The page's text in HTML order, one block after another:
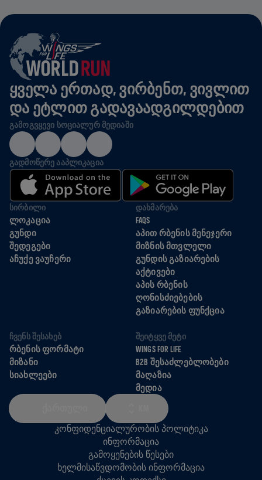
ᲧᲕᲔᲚᲐ ᲔᲠᲗᲐᲓ, ᲕᲘᲠᲑᲔᲜᲗ, ᲕᲘᲕᲚᲘᲗ
ᲓᲐ ᲔᲢᲚᲘᲗ ᲒᲐᲓᲐᲕᲐᲐᲓᲒᲘᲚᲓᲔᲑᲘᲗ
ᲒᲐᲛᲝᲒᲕᲧᲔᲕᲘ ᲡᲝᲪᲘᲐᲚᲣᲠ ᲛᲔᲓᲘᲐᲨᲘ
ᲒᲐᲓᲛᲝᲬᲔᲠᲔ ᲐᲐᲞᲚᲘᲙᲐᲪᲘᲐ
ᲡᲘᲠᲑᲘᲚᲘ
ᲚᲝᲙᲐᲪᲘᲐ
ᲒᲣᲜᲓᲘ
ᲨᲔᲓᲔᲒᲔᲑᲘ
ᲐᲩᲣᲥᲔ ᲕᲐᲣᲩᲔᲠᲘ
ᲓᲐᲮᲛᲐᲠᲔᲑᲐ
FAQS
ᲐᲞᲘᲗ ᲠᲑᲔᲜᲘᲡ ᲛᲔᲜᲔᲯᲔᲠᲘ
ᲛᲘᲖᲜᲘᲡ ᲛᲗᲕᲚᲔᲚᲘ
ᲒᲣᲜᲓᲘᲡ ᲒᲐᲖᲘᲐᲠᲔᲑᲘᲡ
ᲐᲥᲢᲘᲕᲔᲑᲘ
ᲐᲞᲘᲡ ᲠᲑᲔᲜᲘᲡ
ᲦᲝᲜᲘᲡᲫᲘᲔᲑᲔᲑᲘᲡ
ᲒᲐᲖᲘᲐᲠᲔᲑᲘᲡ ᲤᲣᲜᲥᲪᲘᲐ
ᲩᲕᲔᲜᲡ ᲨᲔᲡᲐᲮᲔᲑ
ᲠᲑᲔᲜᲘᲡ ᲤᲝᲠᲛᲐᲢᲘ
ᲛᲘᲖᲐᲜᲘ
ᲡᲘᲐᲮᲚᲔᲔᲑᲘ
ᲨᲔᲘᲢᲧᲕᲔ ᲛᲔᲢᲘ
WINGS FOR LIFE
B2B ᲨᲔᲡᲐᲫᲚᲔᲑᲚᲝᲑᲔᲑᲘ
ᲛᲐᲦᲐᲖᲘᲐ
ᲛᲔᲓᲘᲐ
კონფიდენციალურობის პოლიტიკა
ინფორმაცია
გამოყენების წესები
ხელმისაწვდომობის ინფორმაცია